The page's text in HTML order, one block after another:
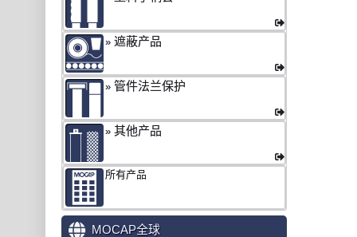
遮蔽产品
管件法兰保护
其他产品
所有产品
MOCAP全球